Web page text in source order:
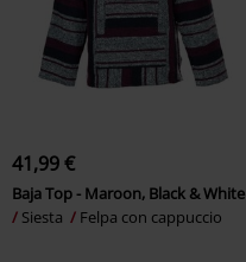
41,99 €
Baja Top - Maroon, Black & White
Siesta
Felpa con cappuccio